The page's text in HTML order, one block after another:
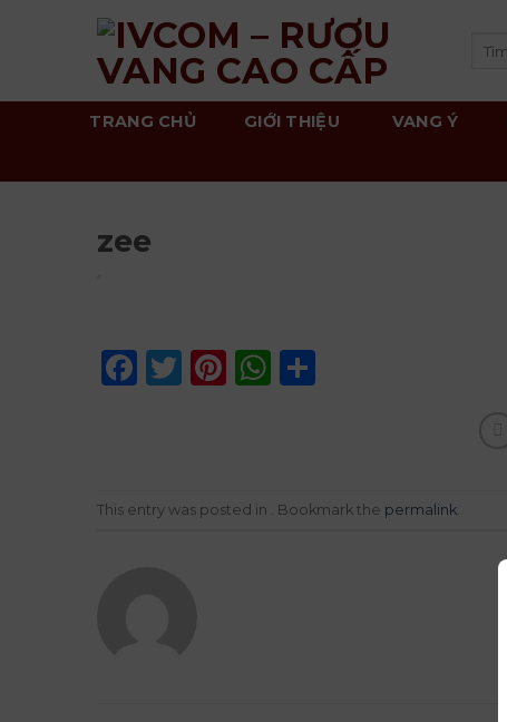
TRANG CHỦ GIỚI THIỆU VANG Ý
zee
Facebook
Twitter
Pinterest
WhatsApp
This entry was posted in . Bookmark the permalink